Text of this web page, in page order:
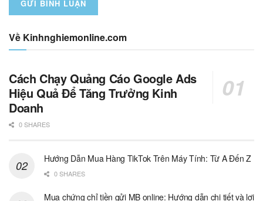
Về Kinhnghiemonline.com
Cách Chạy Quảng Cáo Google Ads
Hiệu Quả Để Tăng Trưởng Kinh
Doanh
0 SHARES
Hướng Dẫn Mua Hàng TikTok Trên Máy Tính: Từ A Đến Z
0 SHARES
Mua chứng chỉ tiền gửi MB online: Hướng dẫn chi tiết và lợi